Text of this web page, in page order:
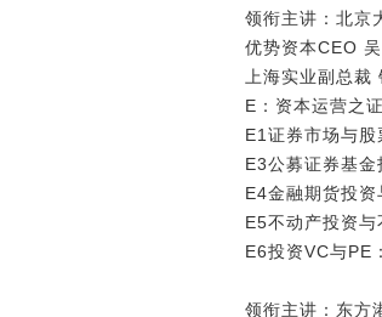
领衔主讲：北京
优势资本CEO
上海实业副总
E：资本运营之
E1证券市场与
E3公募证券基
E4金融期货投资
E5不动产投资与
E6投资VC与PE
领衔主讲：东